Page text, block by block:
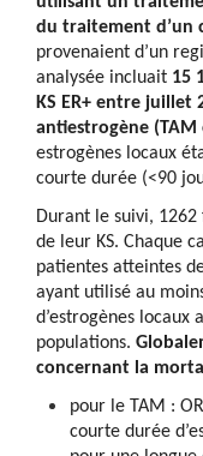
du traitement d’un
provenaient d’un
analysée incluait 15
KS ER+ entre juillet
antiestrogène (TAM
estrogènes locaux
courte durée (<90
Durant le suivi,
de leur KS. Chaque
patientes atteintes
ayant utilisé au
d’estrogènes locaux
populations.
concernant la
pour le TAM :
courte durée